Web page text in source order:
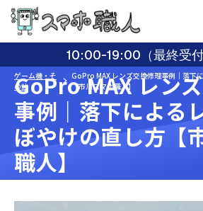
10:00-19:00（最終受付
ゲーム機・そ
の他
GoPro MAX レンズ交換修理事例｜落下
【市川スマホ職人】
GoPro MAX レン
事例｜落下による
ぼやけの直し方【
職人】